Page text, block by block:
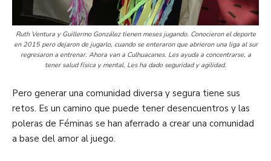
Ruth Ventura y Guillermo González tienen meses jugando. Conocieron el deporte
en 2015 pero dejaron de jugarlo, cuando se enteraron que abrieron una liga al sur
regresaron a entrenar. Ahora van a Culhuacanes. Les ayuda a concentrarse, a
tener salud física y mental. Les ha dado seguridad y agilidad.
Pero generar una comunidad diversa y segura tiene sus
retos. Es un camino que puede tener desencuentros y las
poleras de Féminas se han aferrado a crear una comunidad
a base del amor al juego.